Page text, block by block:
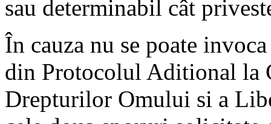
sau determinabil cât
În cauza nu se poate
din Protocolul Aditional la
Drepturilor Omului si a